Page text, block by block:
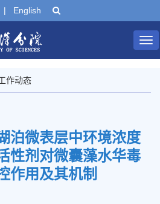
| English
作动态
泊微表层中环境浓度
性剂对微囊藻水华毒
作用及其机制